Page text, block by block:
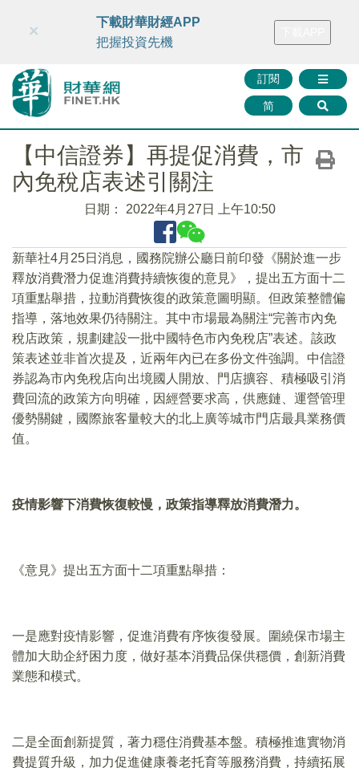
財華智庫網 FINTV FINMETA 財華證券 媒體矩陣
訂閱
简
×
下載財華財經APP
把握投資先機
【中信證券】再提促消費，市
內免稅店表述引關注
日期： 2022年4月27日 上午10:50
新華社4月25日消息，國務院辦公廳日前印發《關於進一步
釋放消費潛力促進消費持續恢復的意見》，提出五方面十二
項重點舉措，拉動消費恢復的政策意圖明顯。但政策整體偏
指導，落地效果仍待關注。其中市場最為關注“完善市內免
稅店政策，規劃建設一批中國特色市內免稅店”表述。該政
策表述並非首次提及，近兩年內已在多份文件強調。中信證
券認為市內免稅店向出境國人開放、門店擴容、積極吸引消
費回流的政策方向明確，因經營要求高，供應鏈、運營管理
優勢關鍵，國際旅客量較大的北上廣等城市門店最具業務價
值。
疫情影響下消費恢復較慢，政策指導釋放消費潛力。
《意見》提出五方面十二項重點舉措：
一是應對疫情影響，促進消費有序恢復發展。圍繞保市場主
體加大助企紓困力度，做好基本消費品保供穩價，創新消費
業態和模式。
二是全面創新提質，著力穩住消費基本盤。積極推進實物消
費提質升級，加力促進健康養老托育等服務消費，持續拓展